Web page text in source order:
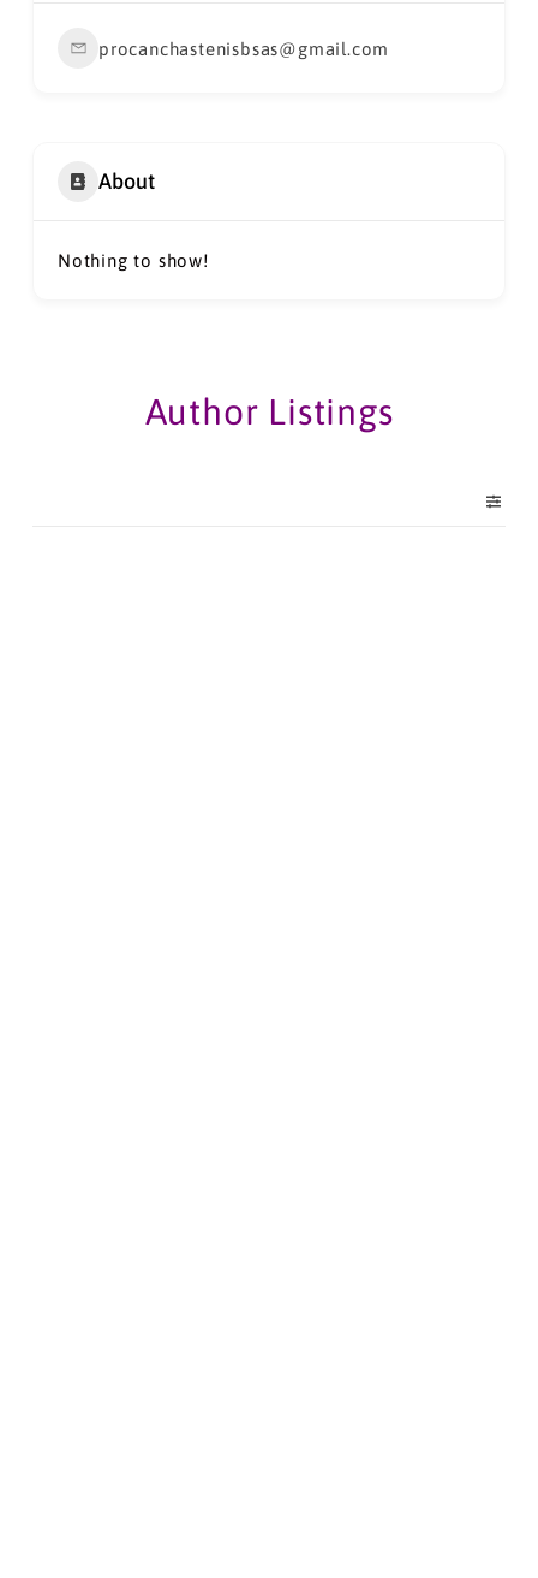
procanchastenisbsas@gmail.com
About
Nothing to show!
Author Listings